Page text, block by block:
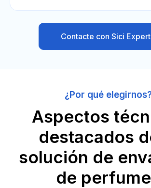
Contacte con Sici
¿Por qué
Aspectos
destacados
solución de
de